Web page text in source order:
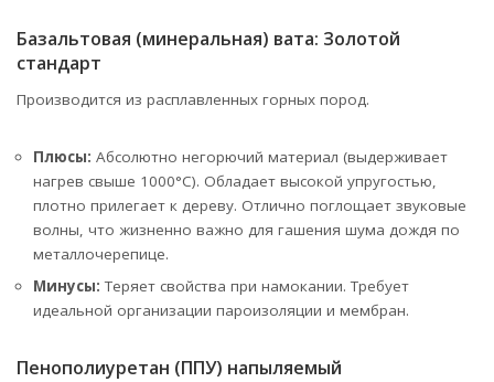
Базальтовая (минеральная) вата: Золотой
стандарт
Производится из расплавленных горных пород.
Плюсы: Абсолютно негорючий материал (выдерживает
нагрев свыше 1000°C). Обладает высокой упругостью,
плотно прилегает к дереву. Отлично поглощает звуковые
волны, что жизненно важно для гашения шума дождя по
металлочерепице.
Минусы: Теряет свойства при намокании. Требует
идеальной организации пароизоляции и мембран.
Пенополиуретан (ППУ) напыляемый